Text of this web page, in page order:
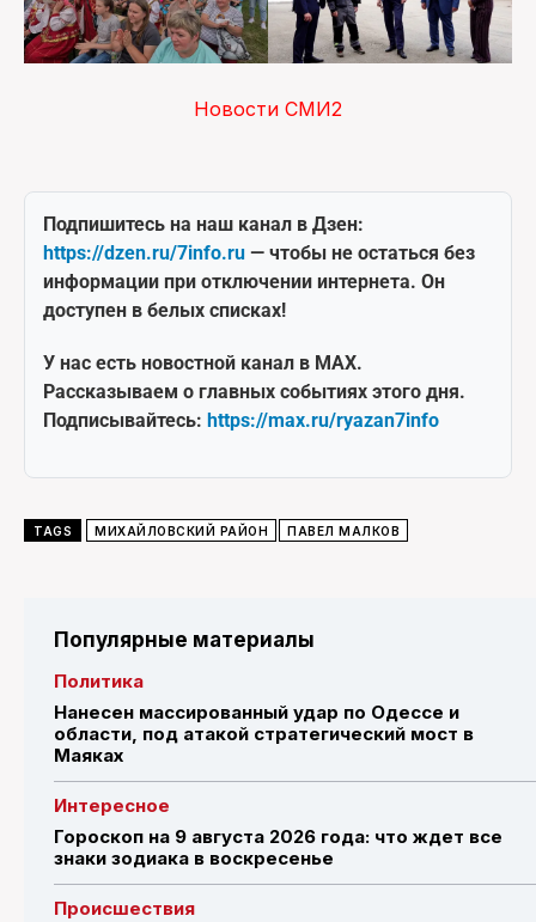
Новости СМИ2
Подпишитесь на наш канал в Дзен:
https://dzen.ru/7info.ru — чтобы не остаться без
информации при отключении интернета. Он
доступен в белых списках!
У нас есть новостной канал в MAX.
Рассказываем о главных событиях этого дня.
Подписывайтесь: https://max.ru/ryazan7info
TAGS МИХАЙЛОВСКИЙ РАЙОН ПАВЕЛ МАЛКОВ
Популярные материалы
Политика
Нанесен массированный удар по Одессе и
области, под атакой стратегический мост в
Маяках
Интересное
Гороскоп на 9 августа 2026 года: что ждет все
знаки зодиака в воскресенье
Происшествия